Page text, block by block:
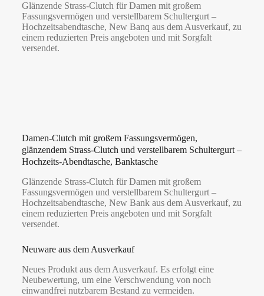
Glänzende Strass-Clutch für Damen mit großem
Fassungsvermögen und verstellbarem Schultergurt –
Hochzeitsabendtasche, New Banq aus dem Ausverkauf, zu
einem reduzierten Preis angeboten und mit Sorgfalt
versendet.
Damen-Clutch mit großem Fassungsvermögen,
glänzendem Strass-Clutch und verstellbarem Schultergurt –
Hochzeits-Abendtasche, Banktasche
Glänzende Strass-Clutch für Damen mit großem
Fassungsvermögen und verstellbarem Schultergurt –
Hochzeitsabendtasche, New Bank aus dem Ausverkauf, zu
einem reduzierten Preis angeboten und mit Sorgfalt
versendet.
Neuware aus dem Ausverkauf
Neues Produkt aus dem Ausverkauf. Es erfolgt eine
Neubewertung, um eine Verschwendung von noch
einwandfrei nutzbarem Bestand zu vermeiden.